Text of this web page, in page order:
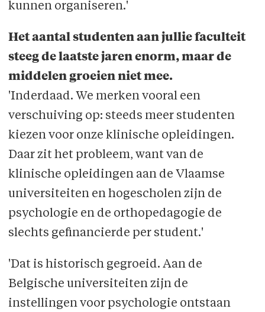
kunnen organiseren.'
Het aantal studenten aan jullie faculteit
steeg de laatste jaren enorm, maar de
middelen groeien niet mee.
'Inderdaad. We merken vooral een
verschuiving op: steeds meer studenten
kiezen voor onze klinische opleidingen.
Daar zit het probleem, want van de
klinische opleidingen aan de Vlaamse
universiteiten en hogescholen zijn de
psychologie en de ortho­pedago­gie de
slechts gefinancierde per student.'
'Dat is historisch gegroeid. Aan de
Belgische universiteiten zijn de
instellingen voor psychologie ontstaan